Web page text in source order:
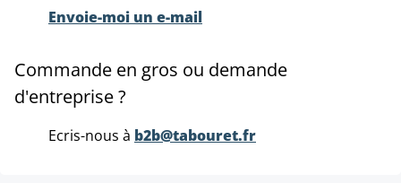
Envoie-moi un e-mail
Commande en gros ou demande
d'entreprise ?
Ecris-nous à b2b@tabouret.fr